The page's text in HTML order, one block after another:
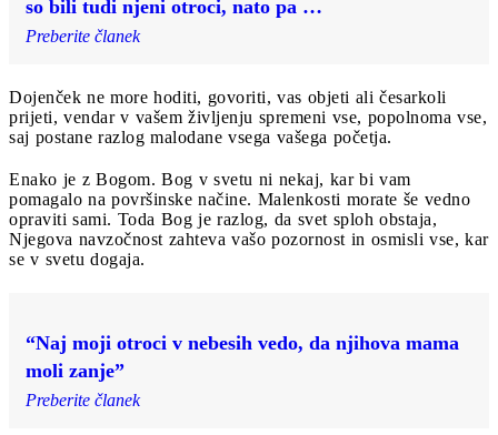
so bili tudi njeni otroci, nato pa …
Preberite članek
Dojenček ne more hoditi, govoriti, vas objeti ali česarkoli
prijeti, vendar v vašem življenju spremeni vse, popolnoma vse,
saj postane razlog malodane vsega vašega početja.
Enako je z Bogom. Bog v svetu ni nekaj, kar bi vam
pomagalo na površinske načine. Malenkosti morate še vedno
opraviti sami. Toda Bog je razlog, da svet sploh obstaja,
Njegova navzočnost zahteva vašo pozornost in osmisli vse, kar
se v svetu dogaja.
“Naj moji otroci v nebesih vedo, da njihova mama
moli zanje”
Preberite članek